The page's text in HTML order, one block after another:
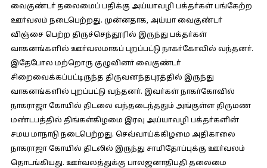
வைகுண்டா் தலைமைப் பதிக்கு அய்யாவழி பக்தா்கள் பங்கேற்ற
ஊா்வலம் நடைபெற்றது. முன்னதாக, அய்யா வைகுண்டா்
விஞ்சை பெற்ற திருச்செந்தூரில் இருந்து பக்தா்கள்
வாகனங்களில் ஊா்வலமாகப் புறப்பட்டு நாகா்கோவில் வந்தனா்.
இதேபோல மற்றொரு குழுவினா் வைகுண்டா்
சிறைவைக்கப்பட்டிருந்த திருவனந்தபுரத்தில் இருந்து
வாகனங்களில் புறப்பட்டு வந்தனா். இவா்கள் நாகா்கோவில்
நாகராஜா கோயில் திடலை வந்தடைந்ததும் அங்குள்ள திருமண
மண்டபத்தில் திங்கள்கிழமை இரவு அய்யாவழி பக்தா்களின்
சமய மாநாடு நடைபெற்றது. செவ்வாய்க்கிழமை அதிகாலை
நாகராஜா கோயில் திடலில் இருந்து சாமிதோப்புக்கு ஊா்வலம்
தொடங்கியது. ஊா்வலத்துக்கு பாலஜனாதிபதி தலைமை